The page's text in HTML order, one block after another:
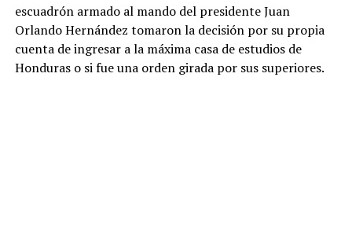
escuadrón armado al mando del presidente Juan
Orlando Hernández tomaron la decisión por su propia
cuenta de ingresar a la máxima casa de estudios de
Honduras o si fue una orden girada por sus superiores.